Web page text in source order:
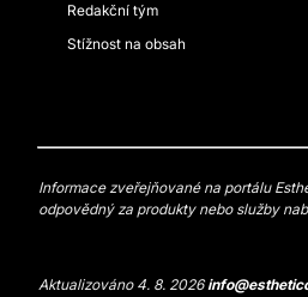
Redakční tým
Stížnost na obsah
Informace zveřejňované na portálu
odpovědný za produkty nebo služby
Aktualizováno 4. 8. 2026